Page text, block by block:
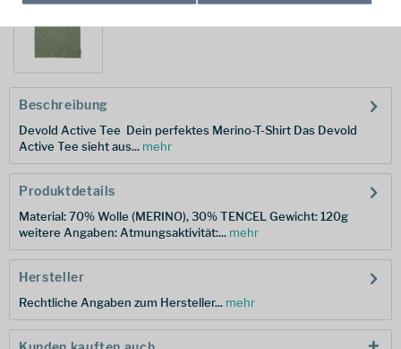
Beschreibung
Devold Active Tee  Dein perfektes Merino-T-Shirt Das Devold
Active Tee sieht aus... mehr
Produktdetails
Material: 70% Wolle (MERINO), 30% TENCEL Gewicht: 120g
weitere Angaben: Atmungsaktivität:... mehr
Hersteller
Rechtliche Angaben zum Hersteller... mehr